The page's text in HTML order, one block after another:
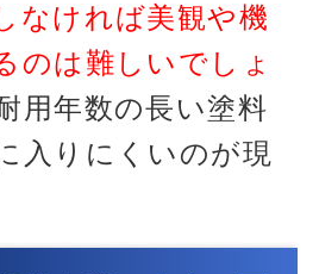
なければ美観や機
のは難しいでしょ
用年数の長い塗料
入りにくいのが現